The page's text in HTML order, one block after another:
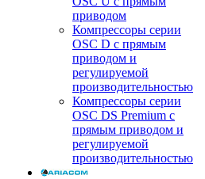
приводом
Компрессоры серии
OSC D с прямым
приводом и
регулируемой
производительностью
Компрессоры серии
OSC DS Premium с
прямым приводом и
регулируемой
производительностью